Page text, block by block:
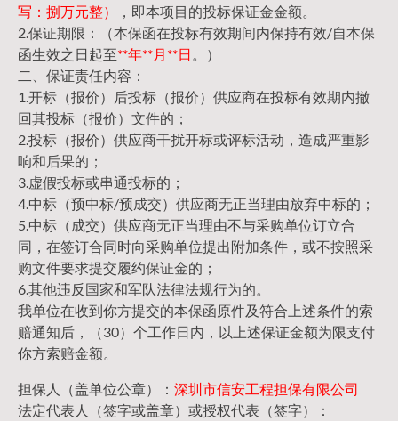
写：捌万元整）
，即本项目的投标保证金金额。
2.保证期限：（本保函在投标有效期间内保持有效/自本保
函生效之日起至**年**月**日 。）
二、保证责任内容：
1.开标（报价）后投标（报价）供应商在投标有效期内撤
回其投标（报价）文件的；
2.投标（报价）供应商干扰开标或评标活动，造成严重影
响和后果的；
3.虚假投标或串通投标的；
4.中标（预中标/预成交）供应商无正当理由放弃中标的；
5.中标（成交）供应商无正当理由不与采购单位订立合
同，在签订合同时向采购单位提出附加条件，或不按照采
购文件要求提交履约保证金的；
6.其他违反国家和军队法律法规行为的。
我单位在收到你方提交的本保函原件及符合上述条件的索
赔通知后，（30）个工作日内，以上述保证金额为限支付
你方索赔金额。
担保人（盖单位公章）： 深圳市信安工程担保有限公司
法定代表人（签字或盖章）或授权代表（签字）：